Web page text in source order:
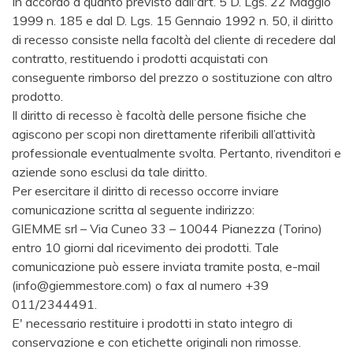
1999 n. 185 e dal D. Lgs. 15 Gennaio 1992 n. 50, il diritto
di recesso consiste nella facoltà del cliente di recedere dal
contratto, restituendo i prodotti acquistati con
conseguente rimborso del prezzo o sostituzione con altro
prodotto.
Il diritto di recesso è facoltà delle persone fisiche che
agiscono per scopi non direttamente riferibili all’attività
professionale eventualmente svolta. Pertanto, rivenditori e
aziende sono esclusi da tale diritto.
Per esercitare il diritto di recesso occorre inviare
comunicazione scritta al seguente indirizzo:
GIEMME srl – Via Cuneo 33 – 10044 Pianezza (Torino)
entro 10 giorni dal ricevimento dei prodotti. Tale
comunicazione può essere inviata tramite posta, e-mail
(info@giemmestore.com) o fax al numero +39
011/2344491.
E' necessario restituire i prodotti in stato integro di
conservazione e con etichette originali non rimosse.